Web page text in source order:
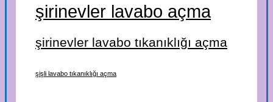
şirinevler lavabo açma
şirinevler lavabo tıkanıklığı açma
şişli lavabo tıkanıklığı açma